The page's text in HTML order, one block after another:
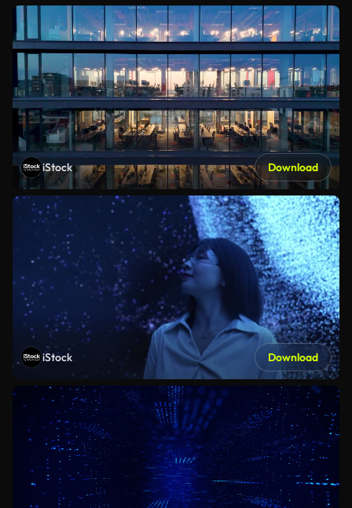
iStock Download
iStock Download